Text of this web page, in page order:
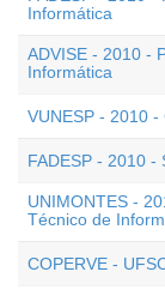
Informática
ADVISE - 2010 -
Informática
VUNESP - 2010
FADESP - 2010 -
UNIMONTES -
Técnico de
COPERVE -